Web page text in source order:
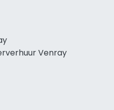
Venray